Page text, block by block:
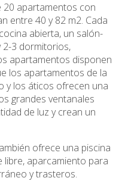
20 apartamentos con
entre 40 y 82 m2. Cada
abierta, un salón-
3 dormitorios,
apartamentos disponen
los apartamentos de la
y los áticos ofrecen una
grandes ventanales
de luz y crean un
ofrece una piscina
libre, aparcamiento para
y trasteros.